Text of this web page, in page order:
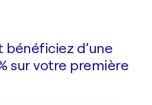
bénéficiez d’une
sur votre première